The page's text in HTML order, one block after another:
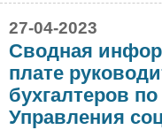
27-04-2023
Сводная
плате
бухгалтеров
Управления